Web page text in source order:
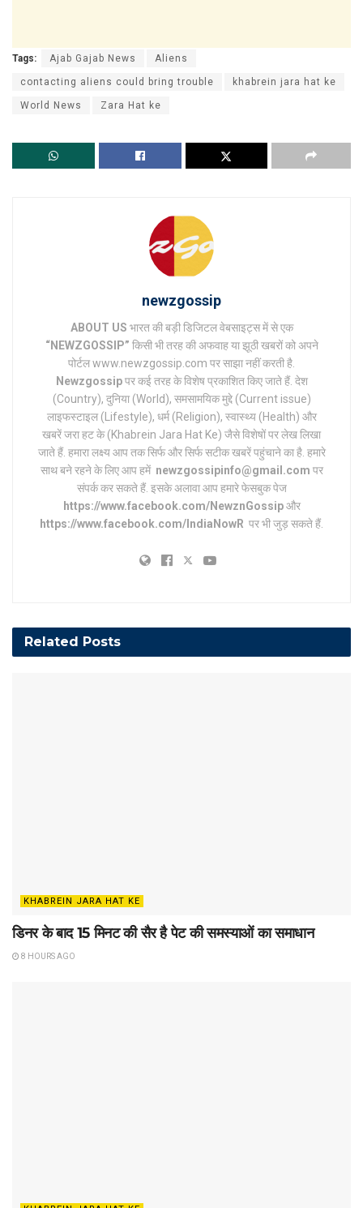
Tags: Ajab Gajab News Aliens
contacting aliens could bring trouble khabrein jara hat ke
World News Zara Hat ke
newzgossip
ABOUT US भारत की बड़ी डिजिटल वेबसाइट्स में से एक
“NEWZGOSSIP” किसी भी तरह की अफवाह या झूठी खबरों को अपने
पोर्टल www.newzgossip.com पर साझा नहीं करती है.
Newzgossipपर कई तरह के विशेष प्रकाशित किए जाते हैं. देश
(Country), दुनिया (World), समसामयिक मुद्दे (Current issue)
लाइफस्टाइल (Lifestyle), धर्म (Religion), स्वास्थ्य (Health) और
खबरें जरा हट के (Khabrein Jara Hat Ke) जैसे विशेषों पर लेख लिखा
जाते हैं. हमारा लक्ष्य आप तक सिर्फ और सिर्फ सटीक खबरें पहुंचाने का है. हमारे
साथ बने रहने के लिए आप हमें newzgossipinfo@gmail.com पर
संपर्क कर सकते हैं. इसके अलावा आप हमारे फेसबुक पेज
https://www.facebook.com/NewznGossipऔर
https://www.facebook.com/IndiaNowR पर भी जुड़ सकते हैं.
Related Posts
KHABREIN JARA HAT KE
डिनर के बाद 15 मिनट की सैर है पेट की समस्याओं का समाधान
8 HOURS AGO